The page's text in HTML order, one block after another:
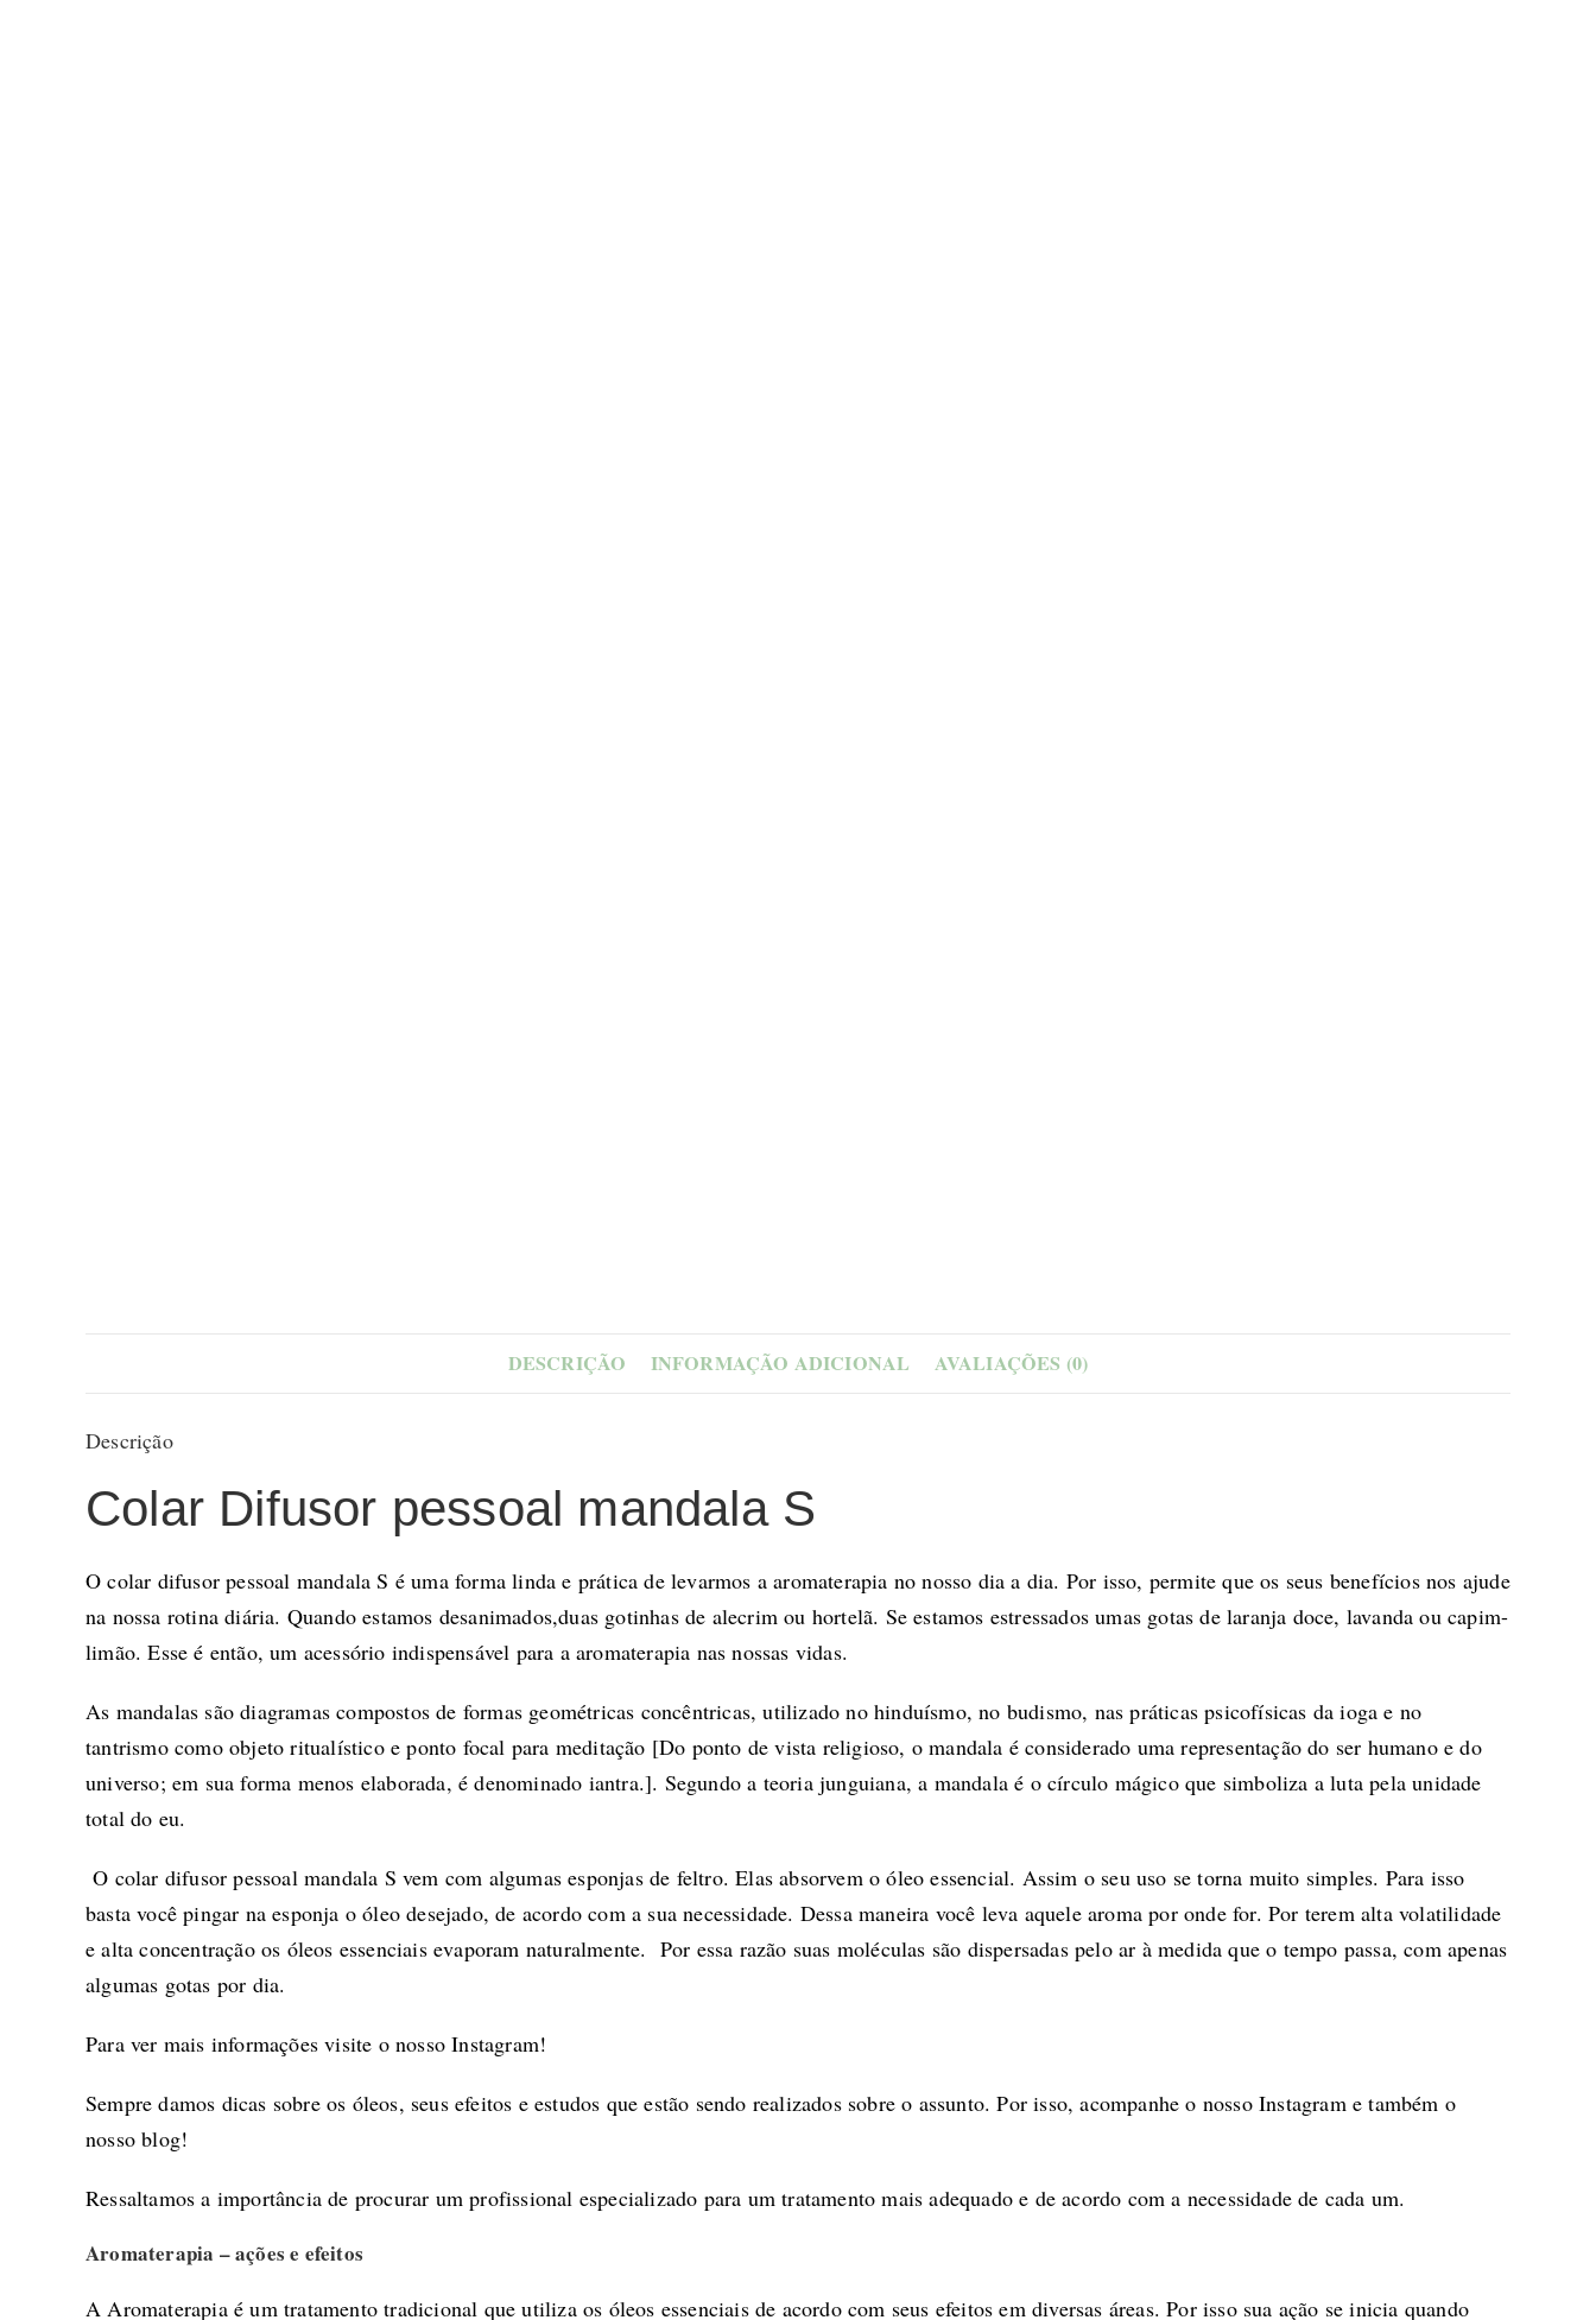
DESCRIÇÃO INFORMAÇÃO ADICIONAL AVALIAÇÕES (0)
Descrição
Colar Difusor pessoal mandala S
O colar difusor pessoal mandala S é uma forma linda e prática de levarmos a aromaterapia no nosso dia a dia. Por isso, permite que os seus benefícios nos ajude
na nossa rotina diária. Quando estamos desanimados,duas gotinhas de alecrim ou hortelã. Se estamos estressados umas gotas de laranja doce, lavanda ou capim-
limão. Esse é então, um acessório indispensável para a aromaterapia nas nossas vidas.
As mandalas são diagramas compostos de formas geométricas concêntricas, utilizado no hinduísmo, no budismo, nas práticas psicofísicas da ioga e no
tantrismo como objeto ritualístico e ponto focal para meditação [Do ponto de vista religioso, o mandala é considerado uma representação do ser humano e do
universo; em sua forma menos elaborada, é denominado iantra.]. Segundo a teoria junguiana, a mandala é o círculo mágico que simboliza a luta pela unidade
total do eu.
O colar difusor pessoal mandala S vem com algumas esponjas de feltro. Elas absorvem o óleo essencial. Assim o seu uso se torna muito simples. Para isso
basta você pingar na esponja o óleo desejado, de acordo com a sua necessidade. Dessa maneira você leva aquele aroma por onde for. Por terem alta volatilidade
e alta concentração os óleos essenciais evaporam naturalmente. Por essa razão suas moléculas são dispersadas pelo ar à medida que o tempo passa, com apenas
algumas gotas por dia.
Para ver mais informações visite o nosso Instagram!
Sempre damos dicas sobre os óleos, seus efeitos e estudos que estão sendo realizados sobre o assunto. Por isso, acompanhe o nosso Instagrame também o
nosso blog!
Ressaltamos a importância de procurar um profissional especializado para um tratamento mais adequado e de acordo com a necessidade de cada um.
Aromaterapia – ações e efeitos
A Aromaterapia é um tratamento tradicional que utiliza os óleos essenciais de acordo com seus efeitos em diversas áreas. Por isso sua ação se inicia quando